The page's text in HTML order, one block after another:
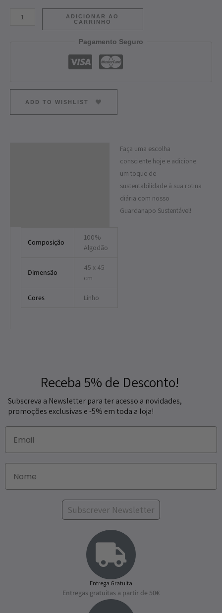
ADICIONAR AO
CARRINHO
Pagamento Seguro
ADD TO WISHLIST
Faça uma escolha
consciente hoje e adicione
um toque de
sustentabilidade à sua rotina
diária com nosso
Guardanapo Sustentável!
Composição
100%
Algodão
Dimensão
45 x 45
cm
Cores Linho
Receba 5% de Desconto!
Subscreva a Newsletter para ter acesso a novidades,
promoções exclusivas e -5% em toda a loja!
Subscrever Newsletter
Entrega Gratuita
Entregas gratuitas a partir de 50€